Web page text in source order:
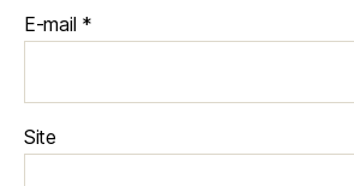
E-mail *
Site